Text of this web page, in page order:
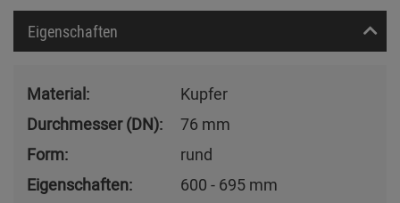
Eigenschaften
Material:
Kupfer
Durchmesser (DN):
76 mm
Form:
rund
Eigenschaften:
600 - 695 mm